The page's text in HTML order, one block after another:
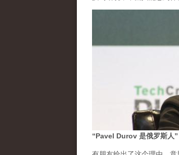
“Pavel Durov 是俄罗斯人”